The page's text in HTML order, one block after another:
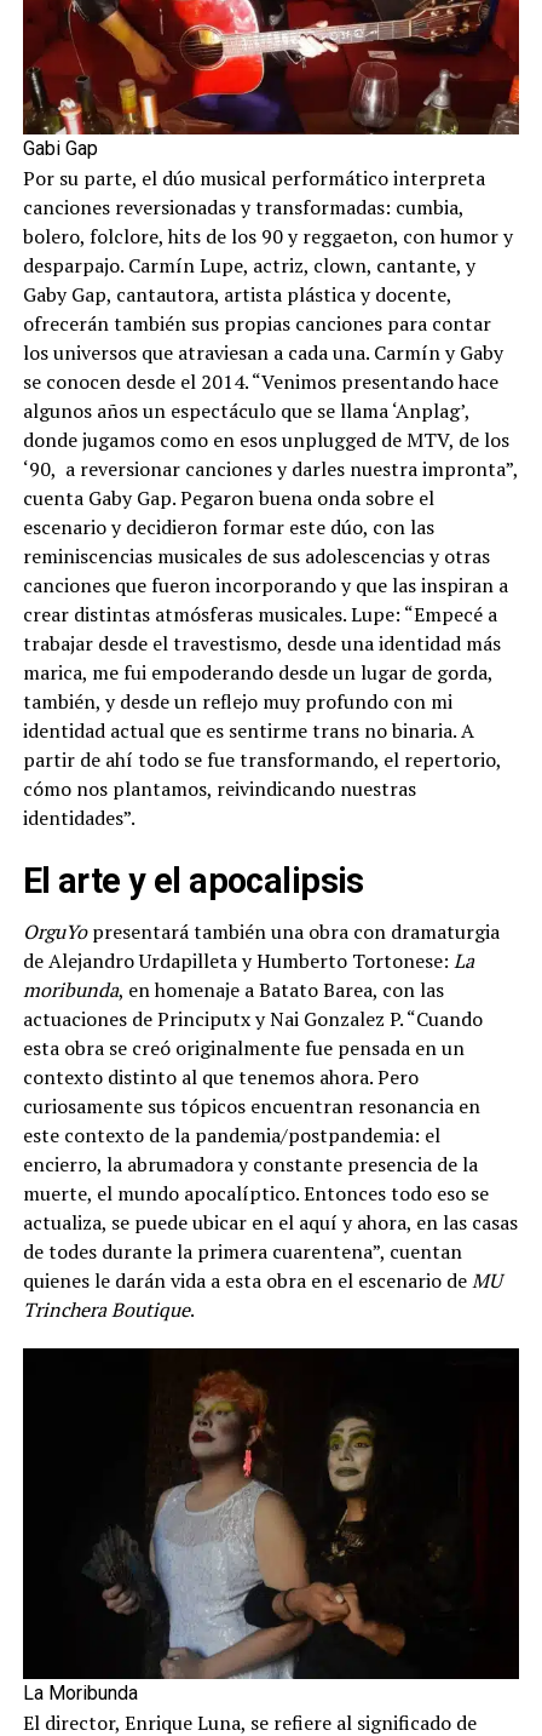
Gabi Gap
Por su parte, el dúo musical performático interpreta
canciones reversionadas y transformadas: cumbia,
bolero, folclore, hits de los 90 y reggaeton, con humor y
desparpajo. Carmín Lupe, actriz, clown, cantante, y
Gaby Gap, cantautora, artista plástica y docente,
ofrecerán también sus propias canciones para contar
los universos que atraviesan a cada una. Carmín y Gaby
se conocen desde el 2014. “Venimos presentando hace
algunos años un espectáculo que se llama ‘Anplag’,
donde jugamos como en esos unplugged de MTV, de los
‘90, a reversionar canciones y darles nuestra impronta”,
cuenta Gaby Gap. Pegaron buena onda sobre el
escenario y decidieron formar este dúo, con las
reminiscencias musicales de sus adolescencias y otras
canciones que fueron incorporando y que las inspiran a
crear distintas atmósferas musicales. Lupe: “Empecé a
trabajar desde el travestismo, desde una identidad más
marica, me fui empoderando desde un lugar de gorda,
también, y desde un reflejo muy profundo con mi
identidad actual que es sentirme trans no binaria. A
partir de ahí todo se fue transformando, el repertorio,
cómo nos plantamos, reivindicando nuestras
identidades”.
El arte y el apocalipsis
OrguYopresentará también una obra con dramaturgia
de Alejandro Urdapilleta y Humberto Tortonese: La
moribunda, en homenaje a Batato Barea, con las
actuaciones de Principutx y Nai Gonzalez P. “Cuando
esta obra se creó originalmente fue pensada en un
contexto distinto al que tenemos ahora. Pero
curiosamente sus tópicos encuentran resonancia en
este contexto de la pandemia/postpandemia: el
encierro, la abrumadora y constante presencia de la
muerte, el mundo apocalíptico. Entonces todo eso se
actualiza, se puede ubicar en el aquí y ahora, en las casas
de todes durante la primera cuarentena”, cuentan
quienes le darán vida a esta obra en el escenario deMU
Trinchera Boutique.
La Moribunda
El director, Enrique Luna, se refiere al significado de